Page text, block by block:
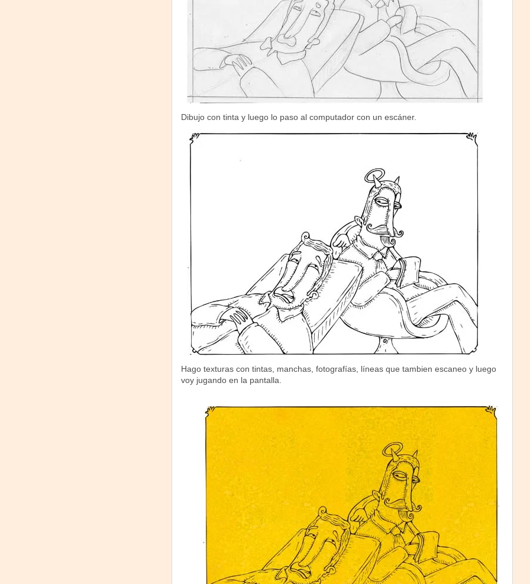
Dibujo con tinta y luego lo paso al computador con un escáner.
Hago texturas con tintas, manchas, fotografías, líneas que tambien escaneo y luego
voy jugando en la pantalla.